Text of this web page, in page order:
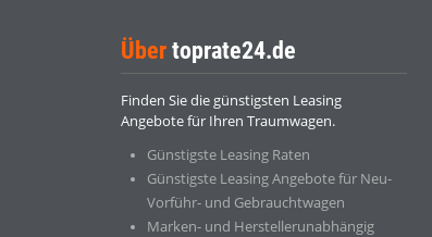
Über toprate24.de
Finden Sie die günstigsten Leasing
Angebote für Ihren Traumwagen.
Günstigste Leasing Raten
Günstigste Leasing Angebote für Neu-
Vorführ- und Gebrauchtwagen
Marken- und Herstellerunabhängig